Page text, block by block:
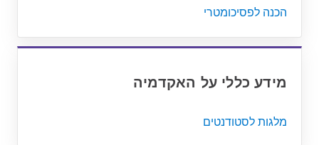
הכנה לפסיכומטרי
מידע כללי על האקדמיה
מלגות לסטודנטים